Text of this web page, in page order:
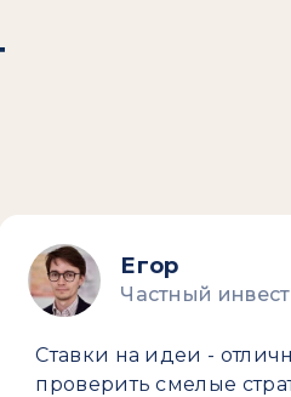
Егор
Частный
Ставки на идеи -
проверить смелые